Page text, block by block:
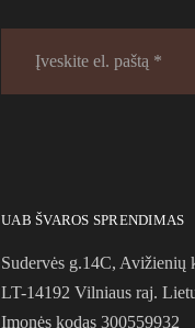
UAB ŠVAROS SPRENDIMAS
Sudervės g.14C, Avižienių
LT-14192 Vilniaus raj.
Įmonės kodas 300559932